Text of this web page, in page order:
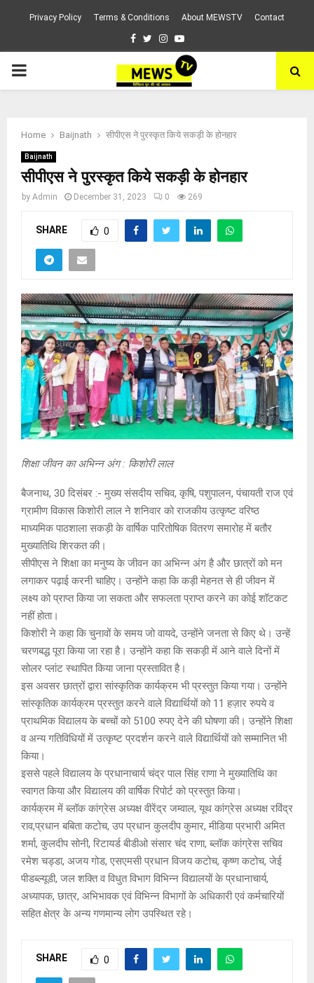
Privacy Policy Terms & Conditions About MEWSTV Contact
Facebook
TwitterInstagram
Youtube
PRIMARY
Home Baijnath सीपीएस ने पुरस्कृत किये सकड़ी के होनहार
Baijnath
सीपीएस ने पुरस्कृत किये सकड़ी के होनहार
by Admin December 31, 2023 0 269
SHARE 0
शिक्षा जीवन का अभिन्न अंग : किशोरी लाल
बैजनाथ, 30 दिसंबर :- मुख्य संसदीय सचिव, कृषि, पशुपालन, पंचायती राज एवं
ग्रामीण विकास किशोरी लाल ने शनिवार को राजकीय उत्कृष्ट वरिष्ठ
माध्यमिक पाठशाला सकड़ी के वार्षिक पारितोषिक वितरण समारोह में बतौर
मुख्यातिथि शिरकत की।
सीपीएस ने शिक्षा का मनुष्य के जीवन का अभिन्न अंग है और छात्रों को मन
लगाकर पढ़ाई करनी चाहिए। उन्होंने कहा कि कड़ी मेहनत से ही जीवन में
लक्ष्य को प्राप्त किया जा सकता और सफलता प्राप्त करने का कोई शॉटकट
नहीं होता।
किशोरी ने कहा कि चुनावों के समय जो वायदे, उन्होंने जनता से किए थे। उन्हें
चरणबद्ध पूरा किया जा रहा है। उन्होंने कहा कि सकड़ी में आने वाले दिनों में
सोलर प्लांट स्थापित किया जाना प्रस्तावित है।
इस अवसर छात्रों द्वारा सांस्कृतिक कार्यक्रम भी प्रस्तुत किया गया। उन्होंने
सांस्कृतिक कार्यक्रम प्रस्तुत करने वाले विद्यार्थियों को 11 हज़ार रुपये व
प्राथमिक विद्यालय के बच्चों को 5100 रुपए देने की घोषणा की। उन्होंने शिक्षा
व अन्य गतिविधियों में उत्कृष्ट प्रदर्शन करने वाले विद्यार्थियों को सम्मानित भी
किया।
इससे पहले विद्यालय के प्रधानाचार्य चंद्र पाल सिंह राणा ने मुख्यातिथि का
स्वागत किया और विद्यालय की वार्षिक रिपोर्ट को प्रस्तुत किया।
कार्यक्रम में ब्लॉक कांग्रेस अध्यक्ष वीरेंद्र जम्वाल, यूथ कांग्रेस अध्यक्ष रविंद्र
राव,प्रधान बबिता कटोच, उप प्रधान कुलदीप कुमार, मीडिया प्रभारी अमित
शर्मा, कुलदीप सोनी, रिटायर्ड बीडीओ संसार चंद राणा, ब्लॉक कांग्रेस सचिव
रमेश चड्डा, अजय गोड, एसएमसी प्रधान विजय कटोच, कृष्ण कटोच, जेई
पीडब्ल्यूडी, जल शक्ति व विधुत विभाग विभिन्न विद्यालयों के प्रधानाचार्य,
अध्यापक, छात्र, अभिभावक एवं विभिन्न विभागों के अधिकारी एवं कर्मचारियों
सहित क्षेत्र के अन्य गणमान्य लोग उपस्थित रहे।
SHARE 0